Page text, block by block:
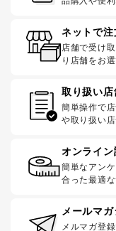
ネットで注
店舗で受け
り店舗をお
取り扱い
簡単操作で
や取り扱い
オンライ
簡単なアン
合った最適
メールマ
メルマガ登